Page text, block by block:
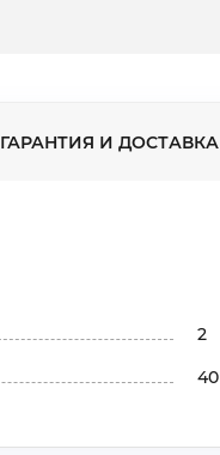
ГАРАНТИЯ И ДОСТАВКА
2
40